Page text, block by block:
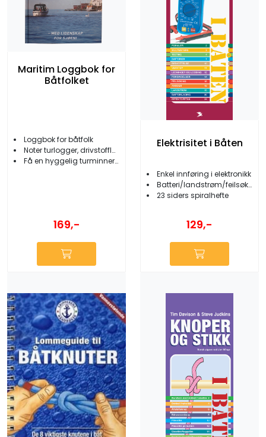
Maritim Loggbok for
Båtfolket
Loggbok for båtfolk
Noter turlogger, drivstofflogg og mer
Få en hyggelig turminner til å vare lenger
169,-
Elektrisitet i Båten
Enkel innføring i elektronikk
Batteri/landstrøm/feilsøking m.m.
23 siders spiralhefte
129,-